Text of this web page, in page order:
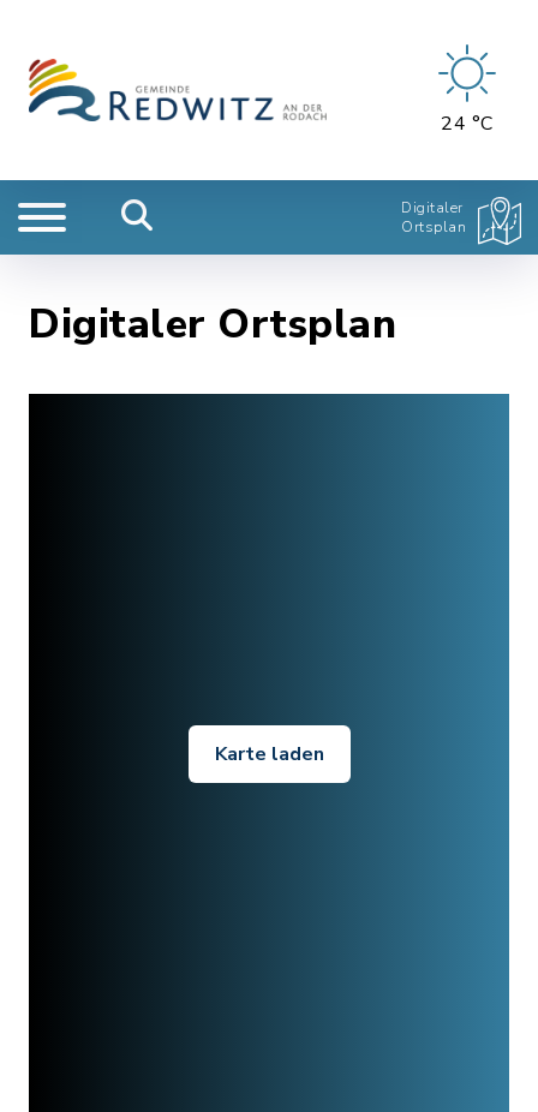
24 °C
Digitaler
Ortsplan
Digitaler Ortsplan
Karte laden